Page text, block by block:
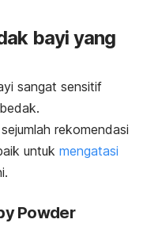
bayi yang
sangat sensitif
rekomendasi
untuk mengatasi
Powder